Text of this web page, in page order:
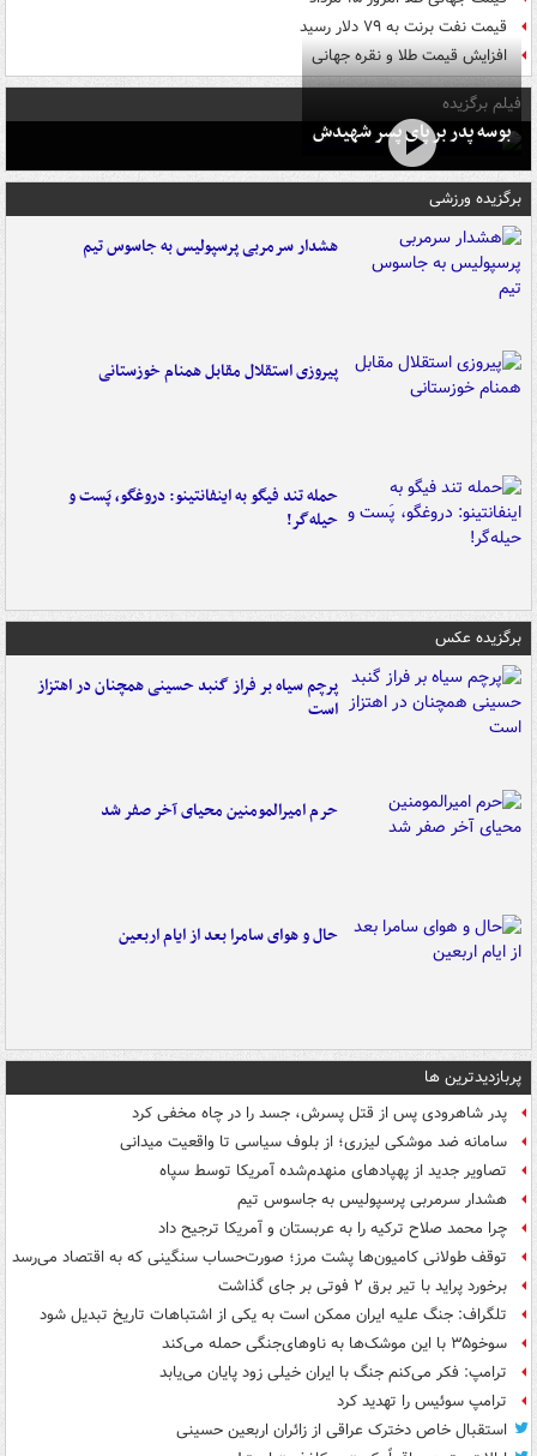
قیمت نفت برنت به ۷۹ دلار رسید
افزایش قیمت طلا و نقره جهانی
فیلم برگزیده
بوسه‌ پدر بر پای پسر شهیدش
برگزیده ورزشی
هشدار سرمربی پرسپولیس به جاسوس تیم
پیروزی استقلال مقابل همنام خوزستانی
حمله تند فیگو به اینفانتینو: دروغگو، پَست‌ و
حیله‌گر!
برگزیده عکس
پرچم سیاه بر فراز گنبد حسینی همچنان در اهتزاز
است
حرم امیرالمومنین محیای آخر صفر شد
حال و هوای سامرا بعد از ایام اربعین
پربازدیدترین ها
پدر شاهرودی پس از قتل پسرش، جسد را در چاه مخفی کرد
سامانه ضد موشکی لیزری؛ از بلوف سیاسی تا واقعیت میدانی
تصاویر جدید از پهپادهای منهدم‌شده آمریکا توسط سپاه
هشدار سرمربی پرسپولیس به جاسوس تیم
چرا محمد صلاح ترکیه را به عربستان و آمریکا ترجیح داد
توقف طولانی کامیون‌ها پشت مرز؛ صورت‌حساب سنگینی که به اقتصاد می‌رسد
برخورد پراید با تیر برق ۲ فوتی بر جای گذاشت
تلگراف: جنگ علیه ایران ممکن است به یکی از اشتباهات تاریخ تبدیل شود
سوخو۳۵ با این موشک‌ها به ناوهای‌جنگی حمله می‌کند
ترامپ: فکر می‌کنم جنگ با ایران خیلی زود پایان می‌یابد
ترامپ سوئیس را تهدید کرد
استقبال خاص دخترک عراقی از زائران اربعین حسینی